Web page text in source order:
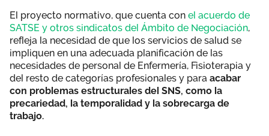
El proyecto normativo, que cuenta con el acuerdo de
SATSE y otros sindicatos del Ámbito de Negociación,
refleja la necesidad de que los servicios de salud se
impliquen en una adecuada planificación de las
necesidades de personal de Enfermería, Fisioterapia y
del resto de categorías profesionales y para acabar
con problemas estructurales del SNS, como la
precariedad, la temporalidad y la sobrecarga de
trabajo.